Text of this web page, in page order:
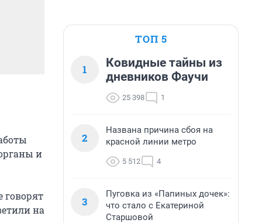
и
говорят
на
ТОП 5
1
Ковидные тайны из
дневников Фаучи
25 398 1
2
Названа причина сбоя на
красной линии метро
5 512 4
3
Пуговка из «Папиных дочек»:
что стало с Екатериной
Старшовой